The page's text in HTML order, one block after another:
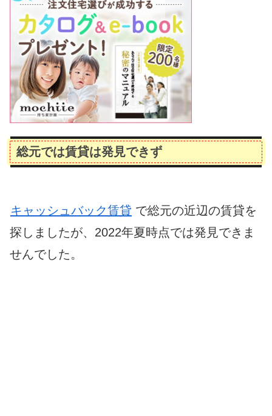
総元では賃貸は発見できず
キャッシュバック賃貸 で総元の近辺の賃貸を
探しましたが、2022年夏時点では発見できま
せんでした。